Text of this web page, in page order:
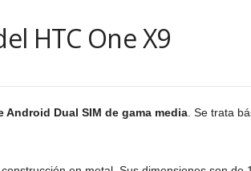
HTC One X9
Android Dual SIM de gama media. Se trata